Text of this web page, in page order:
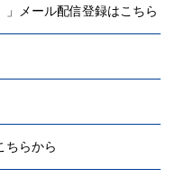
」メール配信登録はこちら
ちらから